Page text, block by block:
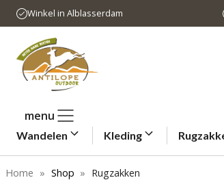
naar
inhoud
Winkel in Alblasserdam
menu
Wandelen Kleding
Home » Shop » Rugzakken